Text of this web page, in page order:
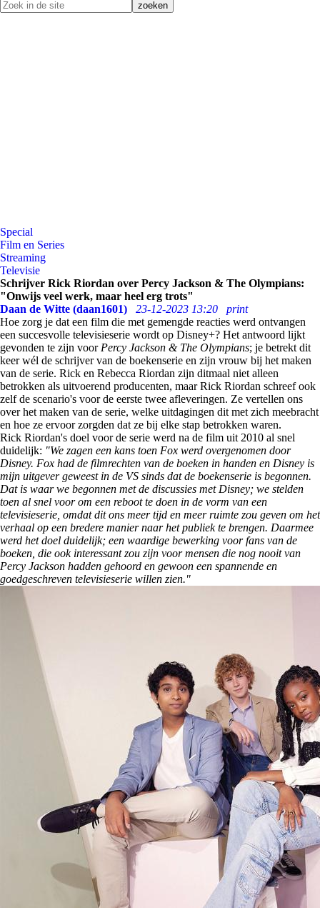
Special
Film en Series
Streaming
Televisie
Schrijver Rick Riordan over Percy Jackson & The Olympians:
"Onwijs veel werk, maar heel erg trots"
Daan de Witte (daan1601)
23-12-2023 13:20
print
Hoe zorg je dat een film die met gemengde reacties werd ontvangen
een succesvolle televisieserie wordt op Disney+? Het antwoord lijkt
gevonden te zijn voor Percy Jackson & The Olympians; je betrekt dit
keer wél de schrijver van de boekenserie en zijn vrouw bij het maken
van de serie. Rick en Rebecca Riordan zijn ditmaal niet alleen
betrokken als uitvoerend producenten, maar Rick Riordan schreef ook
zelf de scenario's voor de eerste twee afleveringen. Ze vertellen ons
over het maken van de serie, welke uitdagingen dit met zich meebracht
en hoe ze ervoor zorgden dat ze bij elke stap betrokken waren.
Rick Riordan's doel voor de serie werd na de film uit 2010 al snel
duidelijk: "We zagen een kans toen Fox werd overgenomen door
Disney. Fox had de filmrechten van de boeken in handen en Disney is
mijn uitgever geweest in de VS sinds dat de boekenserie is begonnen.
Dat is waar we begonnen met de discussies met Disney; we stelden
toen al snel voor om een reboot te doen in de vorm van een
televisieserie, omdat dit ons meer tijd en meer ruimte zou geven om het
verhaal op een bredere manier naar het publiek te brengen. Daarmee
werd het doel duidelijk; een waardige bewerking voor fans van de
boeken, die ook interessant zou zijn voor mensen die nog nooit van
Percy Jackson hadden gehoord en gewoon een spannende en
goedgeschreven televisieserie willen zien."